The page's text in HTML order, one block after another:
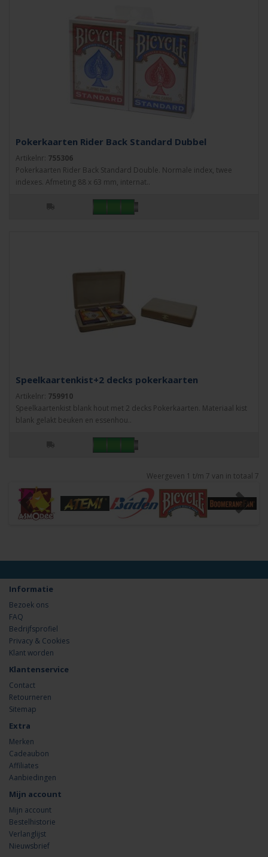
Pokerkaarten Rider Back Standard Dubbel
Artikelnr: 755306
Pokerkaarten Rider Back Standard Double. Normale index, twee
indexes. Afmeting 88 x 63 mm, internat..
Speelkaartenkist+2 decks pokerkaarten
Artikelnr: 759910
Speelkaartenkist blank hout met 2 decks Pokerkaarten. Materiaal kist
blank gelakt beuken en essenhou..
Weergeven 1 t/m 7 van in totaal 7
Informatie
Bezoek ons
FAQ
Bedrijfsprofiel
Privacy & Cookies
Klant worden
Klantenservice
Contact
Retourneren
Sitemap
Extra
Merken
Cadeaubon
Affiliates
Aanbiedingen
Mijn account
Mijn account
Bestelhistorie
Verlanglijst
Nieuwsbrief